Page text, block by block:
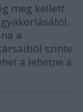
meg kellett
a
szinte
a lehetne a